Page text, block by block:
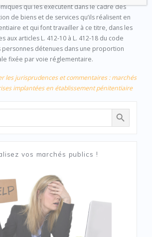
qui les exécutent dans le cadre des
de biens et de services qu’ils réalisent en
et qui font travailler à ce titre, dans les
aux articles L. 412-10 à L. 412-18 du code
détenues dans une proportion
fixée par voie réglementaire.
les jurisprudences et commentaires : marchés
implantées en établissement pénitentiaire
Search Search Button
vos marchés publics !